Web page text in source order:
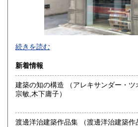
当店は建築書籍専門店です。
建築関係であれば、新刊、古書、洋書
えております。
沿線名：都営新宿・三田線 東京メト
最寄駅：神保町
営業時間：12時-18時
書籍の買取について
続きを読む
新着情報
建築の知の構造 （アレキサンダー・ツオニス","工藤国雄,川口
宗敏,木下庸子）
渡邊洋治建築作品集 （渡邊